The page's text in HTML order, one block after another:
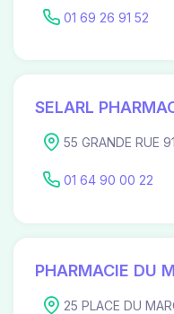
01 69 26 91 52
SELARL
55 GRANDE RUE
01 64 90 00 22
PHARMACIE DU
25 PLACE DU